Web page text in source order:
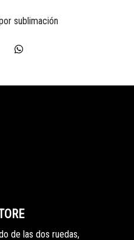
sublimación
de las dos ruedas,